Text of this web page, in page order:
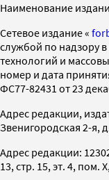
Наименование
Cетевое издание «
службой по надзору
технологий и
номер и дата
ФС77-82431 от 23
Адрес редакции,
Звенигородская 2-я,
Адрес редакции:
13, стр. 15, эт. 4, пом.